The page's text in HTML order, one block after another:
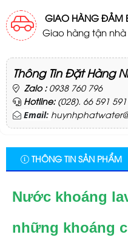
GIAO HÀNG ĐẢM
Giao hàng tận
Thông Tin Đặt Hàng
Zalo : 0938 760 796
Hotline: (028). 66 591 591
Email:
THÔNG TIN SẢN PHẨM
Nước khoáng
những khoáng